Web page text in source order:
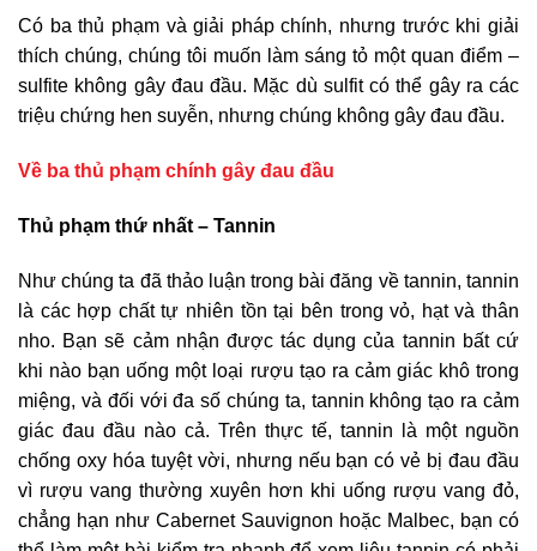
Có ba thủ phạm và giải pháp chính, nhưng trước khi giải
thích chúng, chúng tôi muốn làm sáng tỏ một quan điểm –
sulfite không gây đau đầu. Mặc dù sulfit có thể gây ra các
triệu chứng hen suyễn, nhưng chúng không gây đau đầu.
Về ba thủ phạm chính gây đau đầu
Thủ phạm thứ nhất – Tannin
Như chúng ta đã thảo luận trong bài đăng về tannin, tannin
là các hợp chất tự nhiên tồn tại bên trong vỏ, hạt và thân
nho. Bạn sẽ cảm nhận được tác dụng của tannin bất cứ
khi nào bạn uống một loại rượu tạo ra cảm giác khô trong
miệng, và đối với đa số chúng ta, tannin không tạo ra cảm
giác đau đầu nào cả. Trên thực tế, tannin là một nguồn
chống oxy hóa tuyệt vời, nhưng nếu bạn có vẻ bị đau đầu
vì rượu vang thường xuyên hơn khi uống rượu vang đỏ,
chẳng hạn như Cabernet Sauvignon hoặc Malbec, bạn có